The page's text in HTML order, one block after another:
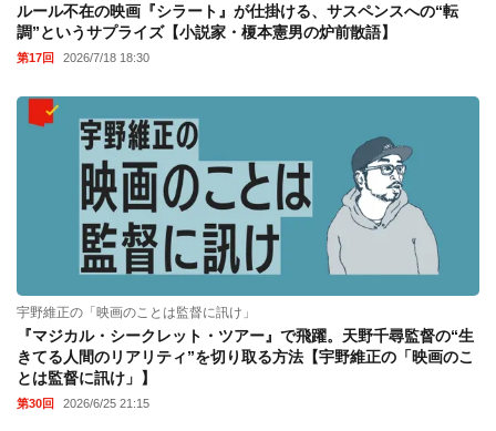
ルール不在の映画『シラート』が仕掛ける、サスペンスへの“転
調”というサプライズ【小説家・榎本憲男の炉前散語】
第17回 2026/7/18 18:30
宇野維正の「映画のことは監督に訊け」
『マジカル・シークレット・ツアー』で飛躍。天野千尋監督の“生
きてる人間のリアリティ”を切り取る方法【宇野維正の「映画のこ
とは監督に訊け」】
第30回 2026/6/25 21:15